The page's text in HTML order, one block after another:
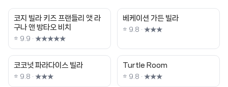
코지 빌라 키즈 프랜들리 앳 라
구나 앤 방타오 비치
⭐ 9.9 · ★★★★★
베케이션 가든 빌라
⭐ 9.8 · ★★★
코코넛 파라다이스 빌라
⭐ 9.8 · ★★★
Turtle Room
⭐ 9.8 · ★★★